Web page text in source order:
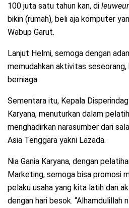
100 juta satu tahun kan, di
bikin (rumah), beli aja komputer
Wabup Garut.
Lanjut Helmi, semoga dengan
memudahkan aktivitas seseorang,
berniaga.
Sementara itu, Kepala
Karyana, menuturkan dalam
menghadirkan narasumber dari
Asia Tenggara yakni Lazada.
Nia Gania Karyana, dengan
Marketing, semoga bisa promosi
pelaku usaha yang kita latih dan
dengan hari besok. “Alhamdulillah